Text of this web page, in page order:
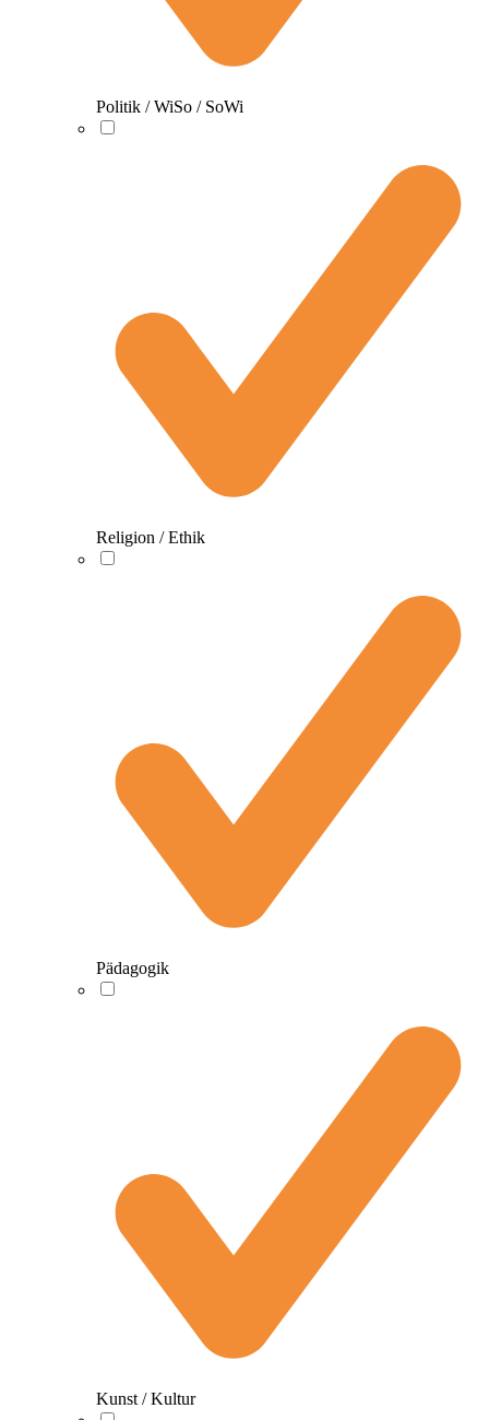
Politik / WiSo / SoWi
Religion / Ethik
Pädagogik
Kunst / Kultur